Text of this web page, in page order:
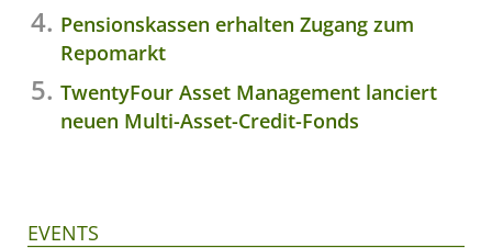
Pensionskassen erhalten Zugang zum
Repomarkt
TwentyFour Asset Management lanciert
neuen Multi-Asset-Credit-Fonds
EVENTS